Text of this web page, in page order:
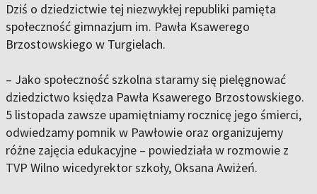
Dziś o dziedzictwie tej niezwykłej republiki pamięta
społeczność gimnazjum im. Pawła Ksawerego
Brzostowskiego w Turgielach.
– Jako społeczność szkolna staramy się pielęgnować
dziedzictwo księdza Pawła Ksawerego Brzostowskiego.
5 listopada zawsze upamiętniamy rocznicę jego śmierci,
odwiedzamy pomnik w Pawłowie oraz organizujemy
różne zajęcia edukacyjne – powiedziała w rozmowie z
TVP Wilno wicedyrektor szkoły, Oksana Awiżeń.